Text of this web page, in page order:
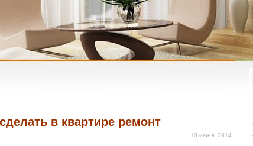
в квартире ремонт
10 июня, 2014